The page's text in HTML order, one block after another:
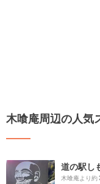
木喰庵周辺の人気
道の駅し
木喰庵より約